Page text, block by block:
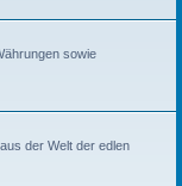
sowie
der Welt der edlen